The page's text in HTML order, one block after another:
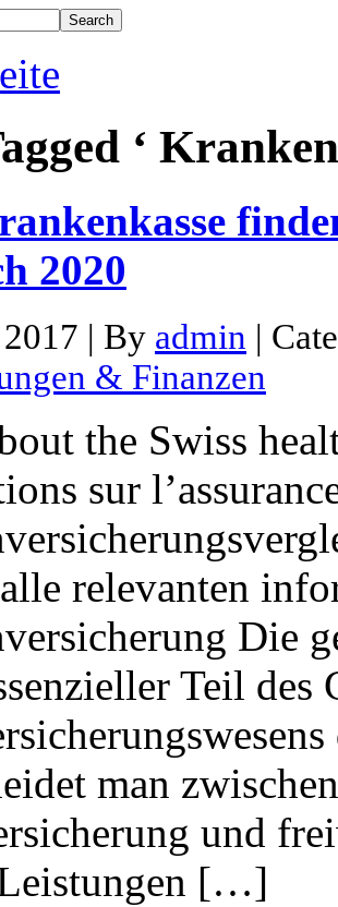
‘
2020
| By admin |
& Finanzen
the Swiss
sur
relevanten
Die
Teil des
man
und
[…]